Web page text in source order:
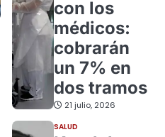
con los
médicos:
cobrarán
un 7% en
dos tramos
21 julio, 2026
SALUD